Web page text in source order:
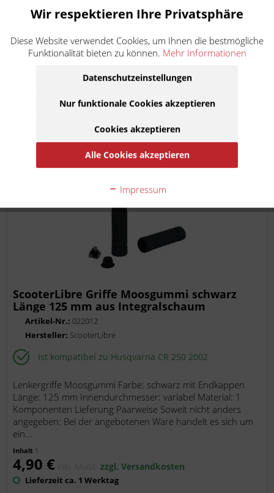
Bowdenzugöler Zur einfachen Pflege und Instandhaltung
aller Bowden- und Gaszüge. Dieses nützliche Hilfsmittel
schnell. Achtung: Teflonbeschichtete Züge nur mit...
inkl. MwSt.zzgl. Versandkosten
ScooterLibre Griffe Moosgummi schwarz
Länge 125 mm aus Integralschaum
484040020
Artikel-Nr.: 022012
Hersteller: ScooterLibre
Ist kompatibel zu Husqvarna CR 250 2002
Lenkergriffe Moosgummi Farbe: schwarz mit Endkappen
Länge: 125 mm Innendurchmesser: variabel Material: 1
Komponenten Lieferung Paarweise Soweit nicht anders
angegeben: Bei der angebotenen Ware handelt es sich um
ein...
Inhalt 1
4,90 € inkl. MwSt.zzgl. Versandkosten
Lieferzeit ca. 1 Werktag
Wir respektieren Ihre Privatsphäre
Diese Website verwendet Cookies, um Ihnen die bestmögliche
Funktionalität bieten zu können. Mehr Informationen
Datenschutzeinstellungen
Nur funktionale Cookies akzeptieren
Cookies akzeptieren
Alle Cookies akzeptieren
Impressum